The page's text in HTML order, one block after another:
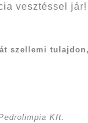
vesztéssel
szellemi
Kft.